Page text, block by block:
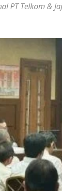
PT Telkom &